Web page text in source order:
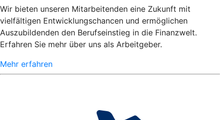
Wir bieten unseren Mitarbeitenden eine Zukunft mit
vielfältigen Entwicklungschancen und ermöglichen
Auszubildenden den Berufseinstieg in die Finanzwelt.
Erfahren Sie mehr über uns als Arbeitgeber.
Mehr erfahren